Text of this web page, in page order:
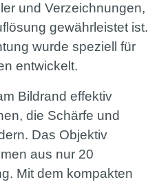
und Verzeichnungen,
gewährleistet ist.
wurde speziell für
entwickelt.
Bildrand effektiv
die Schärfe und
Das Objektiv
aus nur 20
Mit dem kompakten